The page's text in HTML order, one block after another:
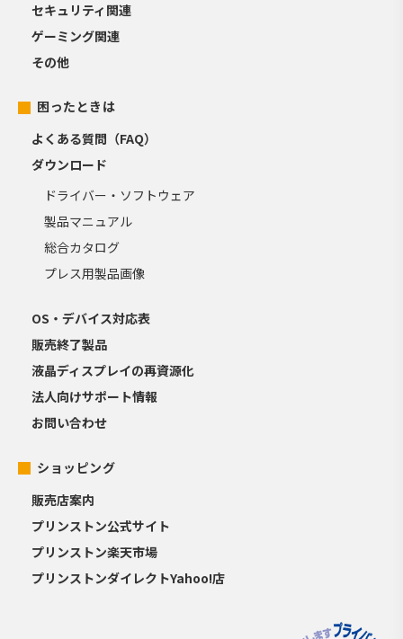
セキュリティ関連
ゲーミング関連
その他
困ったときは
よくある質問（FAQ）
ダウンロード
ドライバー・ソフトウェア
製品マニュアル
総合カタログ
プレス用製品画像
OS・デバイス対応表
販売終了製品
液晶ディスプレイの再資源化
法人向けサポート情報
お問い合わせ
ショッピング
販売店案内
プリンストン公式サイト
プリンストン楽天市場
プリンストンダイレクトYahoo!店